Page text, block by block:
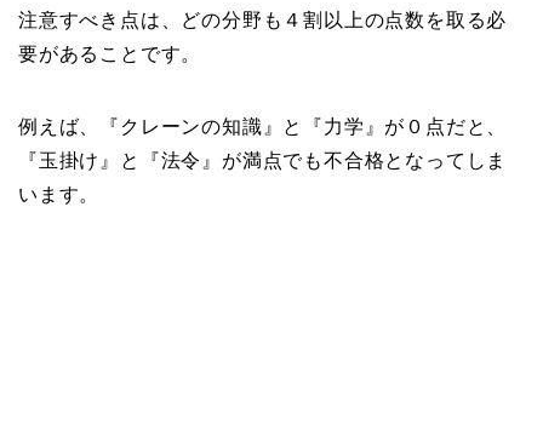
注意すべき点は、どの分野も４割以上の点数を取る必
要があることです。
例えば、『クレーンの知識』と『力学』が０点だと、
『玉掛け』と『法令』が満点でも不合格となってしま
います。